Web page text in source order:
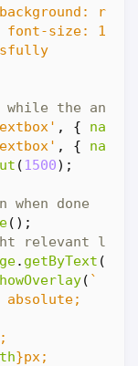
, { name
, { name
( 1500);
();
. getByText (
(
}